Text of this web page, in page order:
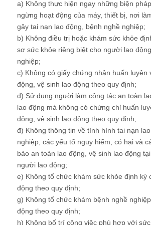
a) Không thực hiện ngay những biện
ngừng hoạt động của máy, thiết bị, nơi
gây tai nạn lao động, bệnh nghề nghiệp;
b) Không điều trị hoặc khám sức khỏe
sơ sức khỏe riêng biệt cho người lao
nghiệp;
c) Không có giấy chứng nhận huấn luyện
động, vệ sinh lao động theo quy định;
d) Sử dụng người làm công tác an toàn
lao động mà không có chứng chỉ huấn
động, vệ sinh lao động theo quy định;
đ) Không thông tin về tình hình tai nạn
nghiệp, các yếu tố nguy hiểm, có hại và
bảo an toàn lao động, vệ sinh lao động
người lao động;
e) Không tổ chức khám sức khỏe định kỳ
động theo quy định;
g) Không tổ chức khám bệnh nghề
động theo quy định;
h) Không bố trí công việc phù hợp với